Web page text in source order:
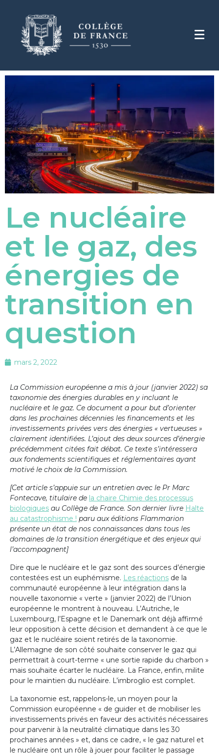
Le nucléaire
et le gaz, des
énergies de
transition en
question
mars 2, 2022
La Commission européenne a mis à jour (janvier 2022) sa
taxonomie des énergies durables en y incluant le
nucléaire et le gaz. Ce document a pour but d’orienter
dans les prochaines décennies les financements et les
investissements privées vers des énergies « vertueuses »
clairement identifiées. L’ajout des deux sources d’énergie
précédemment citées fait débat. Ce texte s’intéressera
aux fondements scientifiques et réglementaires ayant
motivé le choix de la Commission.
[Cet article s’appuie sur un entretien avec le Pr Marc
Fontecave, titulaire de la chaire Chimie des processus
biologiques au Collège de France. Son dernier livre Halte
au catastrophisme ! paru aux éditions Flammarion
présente un état de nos connaissances dans tous les
domaines de la transition énergétique et des enjeux qui
l’accompagnent]
Dire que le nucléaire et le gaz sont des sources d’énergie
contestées est un euphémisme. Les réactions de la
communauté européenne à leur intégration dans la
nouvelle taxonomie « verte » (janvier 2022) de l’Union
européenne le montrent à nouveau. L’Autriche, le
Luxembourg, l’Espagne et le Danemark ont déjà affirmé
leur opposition à cette décision et demandent à ce que le
gaz et le nucléaire soient retirés de la taxonomie.
L’Allemagne de son côté souhaite conserver le gaz qui
permettrait à court-terme « une sortie rapide du charbon »
mais souhaite écarter le nucléaire. La France, enfin, milite
pour le maintien du nucléaire. L’imbroglio est complet.
La taxonomie est, rappelons-le, un moyen pour la
Commission européenne « de guider et de mobiliser les
investissements privés en faveur des activités nécessaires
pour parvenir à la neutralité climatique dans les 30
prochaines années » et, dans ce cadre, « le gaz naturel et
le nucléaire ont un rôle à jouer pour faciliter le passage